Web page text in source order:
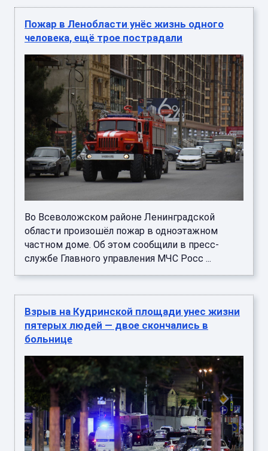
Пожар в Ленобласти унёс жизнь одного
человека, ещё трое пострадали
Во Всеволожском районе Ленинградской
области произошёл пожар в одноэтажном
частном доме. Об этом сообщили в пресс-
службе Главного управления МЧС Росс ...
Взрыв на Кудринской площади унес жизни
пятерых людей — двое скончались в
больнице